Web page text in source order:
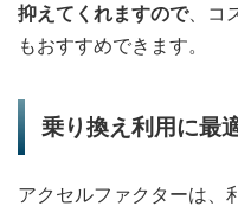
抑えてくれますので、コ
もおすすめできます。
乗り換え利用に最
アクセルファクターは、